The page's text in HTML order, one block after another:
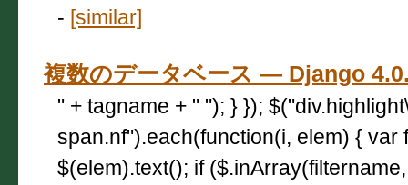
- [similar]
複数のデータベース — Django
" + tagname + " "); } });
span.nf").each(function(i, elem) { var
$(elem).text(); if ($.inArray(filtername,